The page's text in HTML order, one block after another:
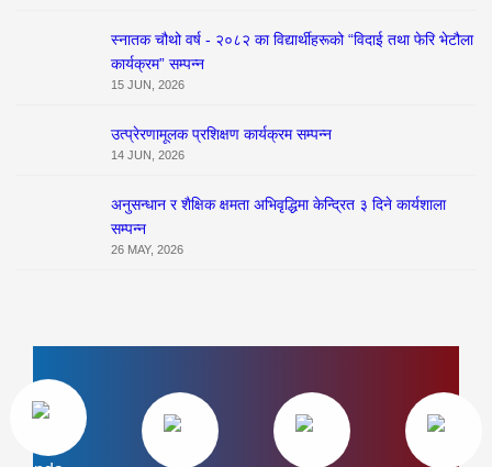
स्नातक चौथो वर्ष - २०८२ का विद्यार्थीहरूको “विदाई तथा फेरि भेटौला
कार्यक्रम” सम्पन्न
15 JUN, 2026
उत्प्रेरणामूलक प्रशिक्षण कार्यक्रम सम्पन्न
14 JUN, 2026
अनुसन्धान र शैक्षिक क्षमता अभिवृद्धिमा केन्द्रित ३ दिने कार्यशाला
सम्पन्न
26 MAY, 2026